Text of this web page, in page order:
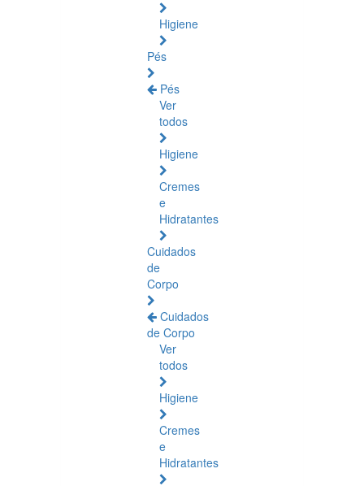
Higiene
Pés
Pés
Ver
todos
Higiene
Cremes
e
Hidratantes
Cuidados
de
Corpo
Cuidados
de Corpo
Ver
todos
Higiene
Cremes
e
Hidratantes